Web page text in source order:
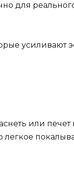
для
усиливают
или печет
легкое